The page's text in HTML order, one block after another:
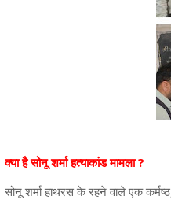
क्या है सोनू शर्मा हत्याकांड मामला ?
सोनू शर्मा हाथरस के रहने वाले एक